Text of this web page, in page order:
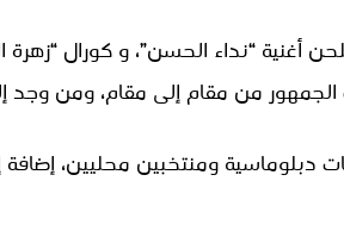
أغنية “نداء الحسن”، و كورال “زهرة
من مقام إلى مقام، ومن وجد
دبلوماسية ومنتخبين محليين،